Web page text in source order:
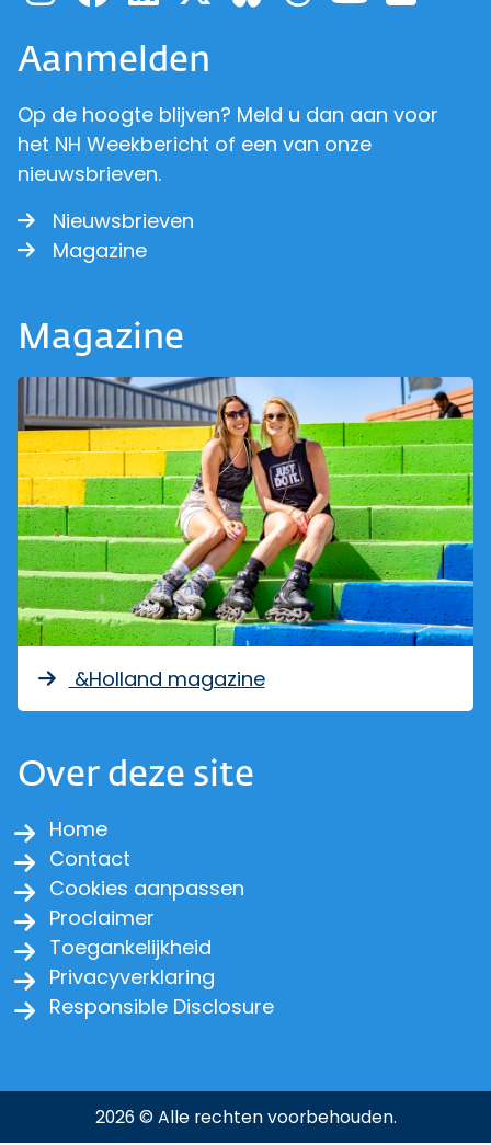
Aanmelden
Op de hoogte blijven? Meld u dan aan voor
het NH Weekbericht of een van onze
nieuwsbrieven.
Nieuwsbrieven
Magazine
Magazine
&Holland magazine
Over deze site
Home
Contact
Cookies aanpassen
Proclaimer
Toegankelijkheid
Privacyverklaring
Responsible Disclosure
2026 © Alle rechten voorbehouden.